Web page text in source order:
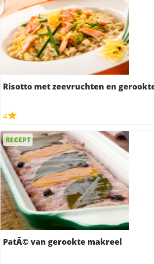
Risotto met zeevruchten en
4
RECEPT
PatÃ© van gerookte makreel